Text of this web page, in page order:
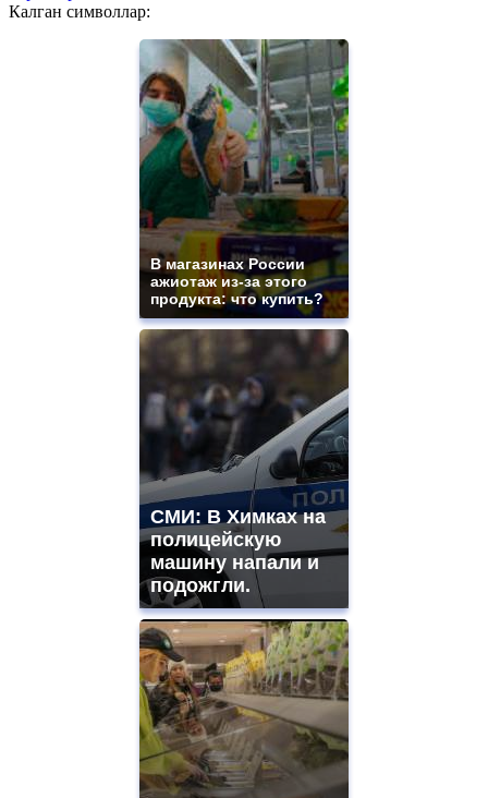
Калган символлар:
В магазинах России
ажиотаж из-за этого
продукта: что купить?
СМИ: В Химках на
полицейскую
машину напали и
подожгли.